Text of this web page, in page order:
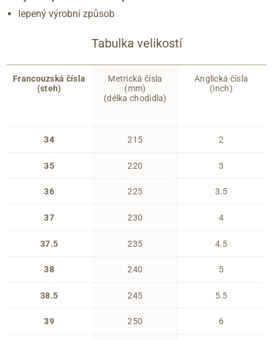
lepený výrobní způsob
Tabulka velikostí
Francouzská čísla
(steh)
34
35
36
37
37.5
38
38.5
39
Metrická čísla
(mm)
(délka chodidla)
215
220
225
230
235
240
245
250
Anglická čísla
(inch)
2
3
3.5
4
4.5
5
5.5
6